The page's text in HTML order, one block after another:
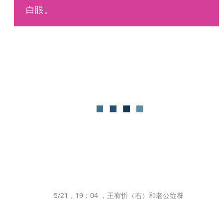
白眼。
5/21，19：04 ，王宥忻（右）和老公從養